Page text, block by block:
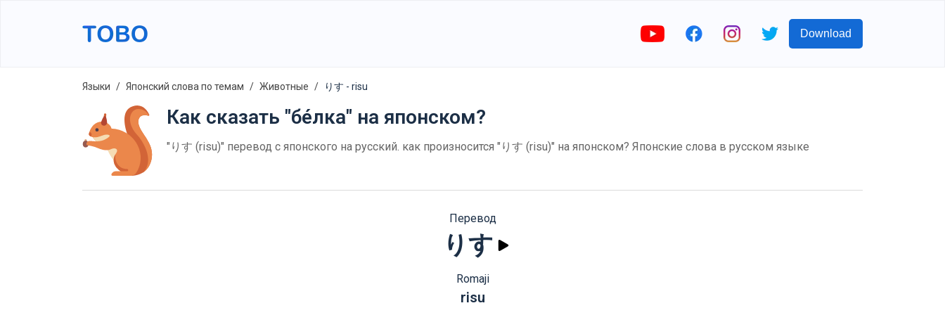
Download
Языки Японский слова по темам Животные りす - risu
Как сказать "бе́лка" на японском?
"りす (risu)" перевод с японского на русский. как произносится "りす (risu)" на японском? Японские слова в русском языке
Перевод
りす
Romaji
risu